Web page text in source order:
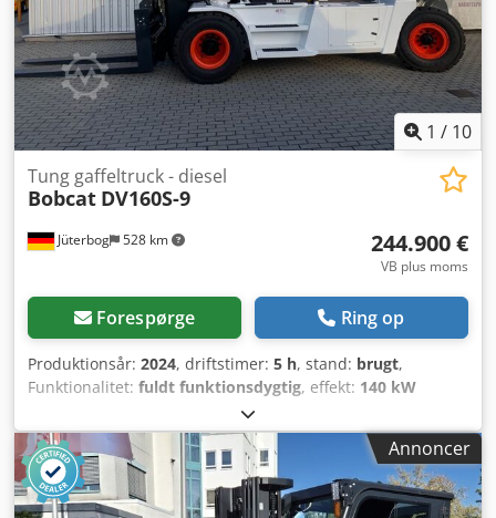
1 / 10
Jüterbog 528 km
Tung gaffeltruck - diesel
Bobcat DV160S-9
244.900 €
VB plus moms
Forespørge Ring op
Produktionsår: 2024, driftstimer: 5 h, stand: brugt,
Funktionalitet: fuldt funktionsdygtig, effekt: 140 kW
27.300 kg
samlet længde:5.555 mm, løftehøjde:4.500 mm, fri
løftehøjde:1.645 mm, mastetype:
, bygningshøjde:
3.195 mm
, gaffellængde: 2.400 mm, gaffelbærebredden:
2.540 mm, drivtype: Diesel , løftekapacitet:16.000 kg,
Annoncer